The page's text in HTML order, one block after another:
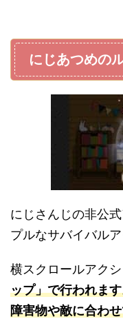
にじあつめの
にじさんじの非公
プルなサバイバル
横スクロールアクシ
ップ」で行われま
障害物や敵に合わ